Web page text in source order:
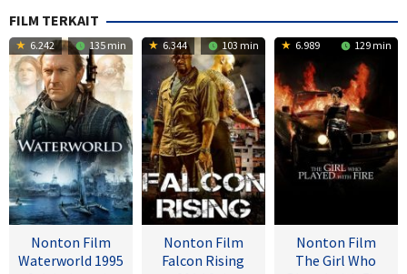
FILM TERKAIT
6.242 135 min
Nonton Film
Waterworld 1995
6.344 103 min
Nonton Film
Falcon Rising
6.989 129 min
Nonton Film
The Girl Who